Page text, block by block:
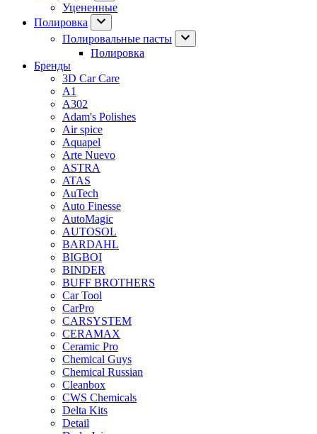
Уцененные
Полировка
Полировальные пасты
Полировка
Бренды
3D Car Care
A1
A302
Adam's Polishes
Air spice
Aquapel
Arte Nuevo
ASTRA
ATAS
AuTech
Auto Finesse
AutoMagic
AUTOSOL
BARDAHL
BIGBOI
BINDER
BUFF BROTHERS
Car Tool
CarPro
CARSYSTEM
CERAMAX
Ceramic Pro
Chemical Guys
Chemical Russian
Cleanbox
CWS Chemicals
Delta Kits
Detail